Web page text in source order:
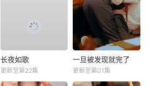
长夜如歌
更新至第22集
一旦被发现就完了
更新至第01集